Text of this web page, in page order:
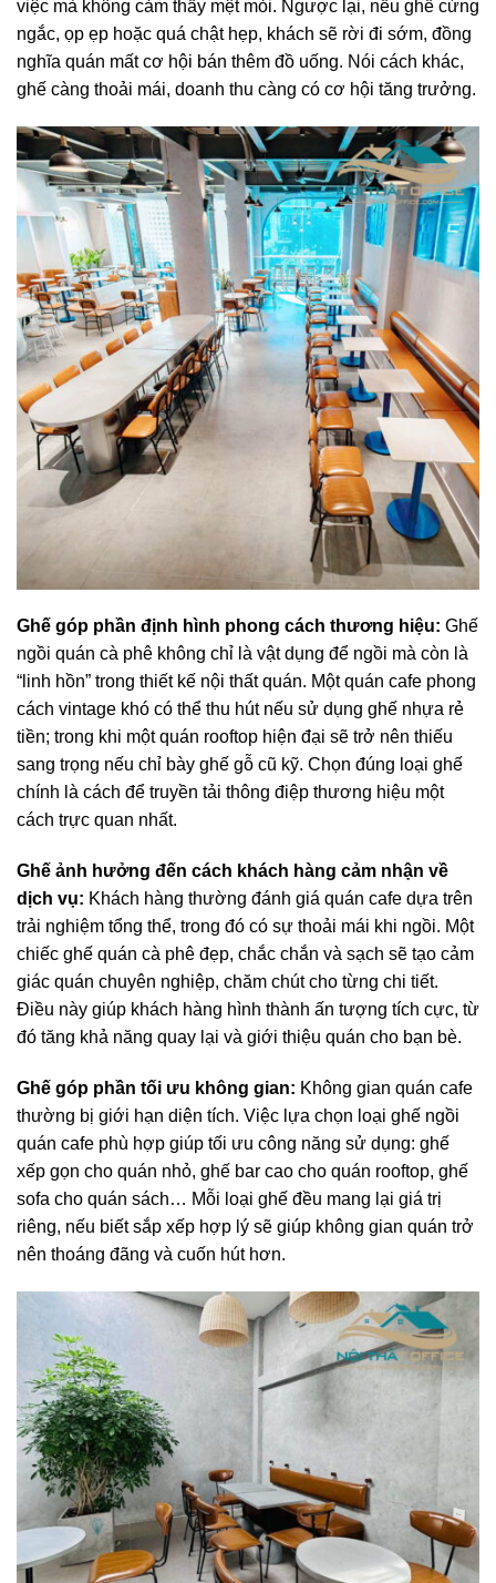
việc mà không cảm thấy mệt mỏi. Ngược lại, nếu ghế cứng
ngắc, ọp ẹp hoặc quá chật hẹp, khách sẽ rời đi sớm, đồng
nghĩa quán mất cơ hội bán thêm đồ uống. Nói cách khác,
ghế càng thoải mái, doanh thu càng có cơ hội tăng trưởng.
Ghế góp phần định hình phong cách thương hiệu: Ghế
ngồi quán cà phê không chỉ là vật dụng để ngồi mà còn là
“linh hồn” trong thiết kế nội thất quán. Một quán cafe phong
cách vintage khó có thể thu hút nếu sử dụng ghế nhựa rẻ
tiền; trong khi một quán rooftop hiện đại sẽ trở nên thiếu
sang trọng nếu chỉ bày ghế gỗ cũ kỹ. Chọn đúng loại ghế
chính là cách để truyền tải thông điệp thương hiệu một
cách trực quan nhất.
Ghế ảnh hưởng đến cách khách hàng cảm nhận về
dịch vụ: Khách hàng thường đánh giá quán cafe dựa trên
trải nghiệm tổng thể, trong đó có sự thoải mái khi ngồi. Một
chiếc ghế quán cà phê đẹp, chắc chắn và sạch sẽ tạo cảm
giác quán chuyên nghiệp, chăm chút cho từng chi tiết.
Điều này giúp khách hàng hình thành ấn tượng tích cực, từ
đó tăng khả năng quay lại và giới thiệu quán cho bạn bè.
Ghế góp phần tối ưu không gian: Không gian quán cafe
thường bị giới hạn diện tích. Việc lựa chọn loại ghế ngồi
quán cafe phù hợp giúp tối ưu công năng sử dụng: ghế
xếp gọn cho quán nhỏ, ghế bar cao cho quán rooftop, ghế
sofa cho quán sách… Mỗi loại ghế đều mang lại giá trị
riêng, nếu biết sắp xếp hợp lý sẽ giúp không gian quán trở
nên thoáng đãng và cuốn hút hơn.